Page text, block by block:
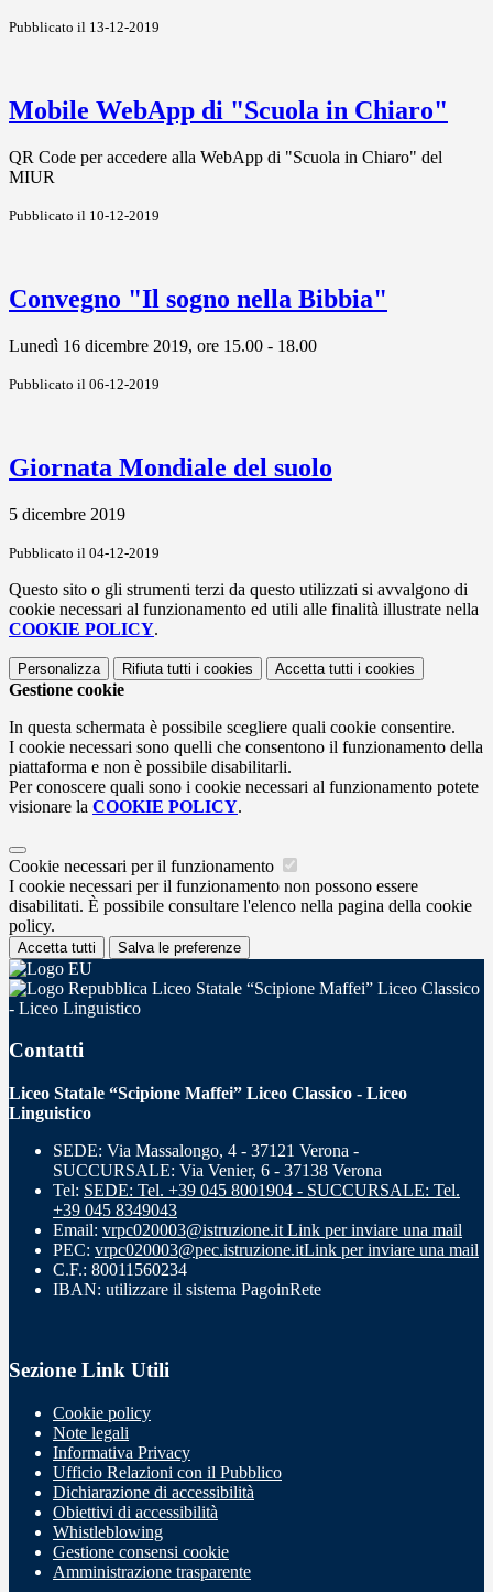
Pubblicato il 13-12-2019
Mobile WebApp di "Scuola in Chiaro"
QR Code per accedere alla WebApp di "Scuola in Chiaro" del
MIUR
Pubblicato il 10-12-2019
Convegno "Il sogno nella Bibbia"
Lunedì 16 dicembre 2019, ore 15.00 - 18.00
Pubblicato il 06-12-2019
Giornata Mondiale del suolo
5 dicembre 2019
Pubblicato il 04-12-2019
Questo sito o gli strumenti terzi da questo utilizzati si avvalgono di
cookie necessari al funzionamento ed utili alle finalità illustrate nella
COOKIE POLICY.
Personalizza Rifiuta tutti i cookies Accetta tutti i cookies
Gestione cookie
In questa schermata è possibile scegliere quali cookie consentire.
I cookie necessari sono quelli che consentono il funzionamento della
piattaforma e non è possibile disabilitarli.
Per conoscere quali sono i cookie necessari al funzionamento potete
visionare la COOKIE POLICY.
Cookie necessari per il funzionamento
I cookie necessari per il funzionamento non possono essere
disabilitati. È possibile consultare l'elenco nella pagina della cookie
policy.
Accetta tutti Salva le preferenze
Liceo Statale “Scipione Maffei” Liceo Classico
- Liceo Linguistico
Contatti
Liceo Statale “Scipione Maffei” Liceo Classico - Liceo
Linguistico
SEDE: Via Massalongo, 4 - 37121 Verona -
SUCCURSALE: Via Venier, 6 - 37138 Verona
Tel: SEDE: Tel. +39 045 8001904 - SUCCURSALE: Tel.
+39 045 8349043
Email: vrpc020003@istruzione.it Link per inviare una mail
PEC: vrpc020003@pec.istruzione.itLink per inviare una mail
C.F.: 80011560234
IBAN: utilizzare il sistema PagoinRete
Sezione Link Utili
Cookie policy
Note legali
Informativa Privacy
Ufficio Relazioni con il Pubblico
Dichiarazione di accessibilità
Obiettivi di accessibilità
Whistleblowing
Gestione consensi cookie
Amministrazione trasparente